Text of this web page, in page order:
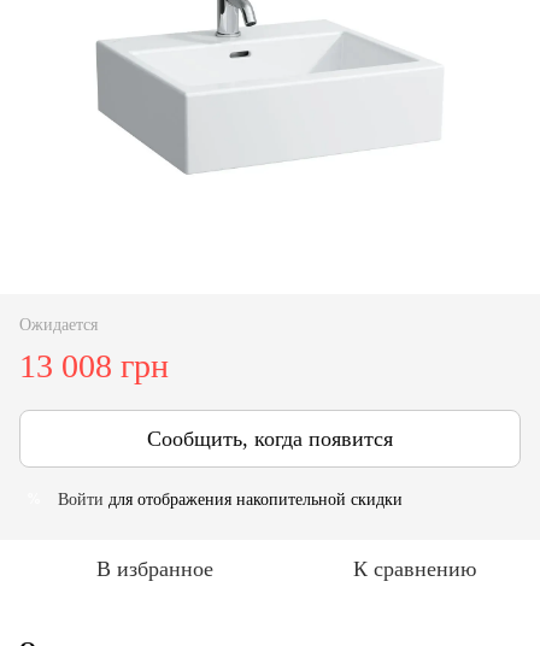
Ожидается
13 008 грн
Сообщить, когда появится
Войти для отображения накопительной скидки
В избранное К сравнению